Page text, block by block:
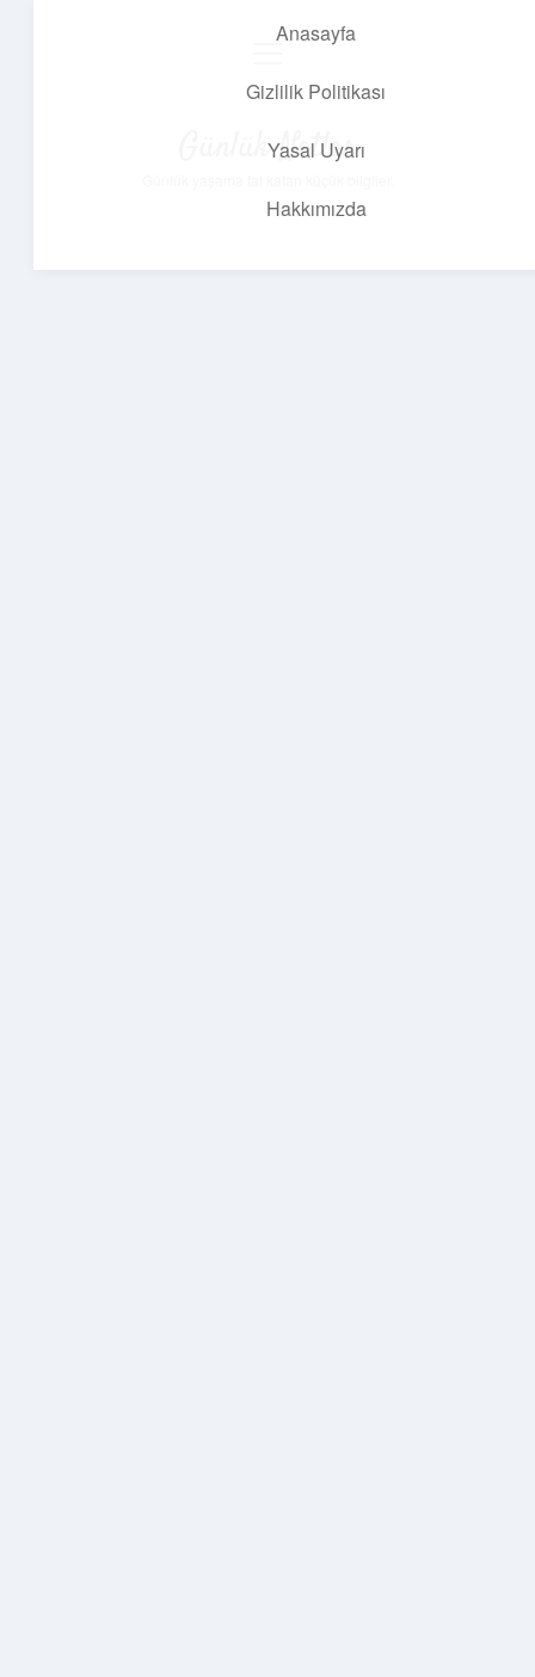
Anasayfa
Gizlilik Politikası
Yasal Uyarı
Hakkımızda
Günlük Notlar